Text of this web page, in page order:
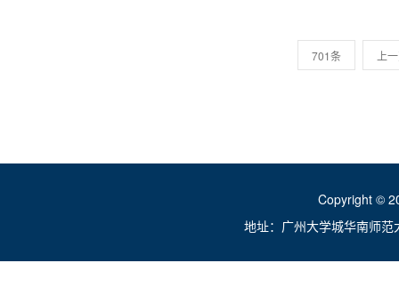
701条 上
Copyright ©
地址：广州大学城华南